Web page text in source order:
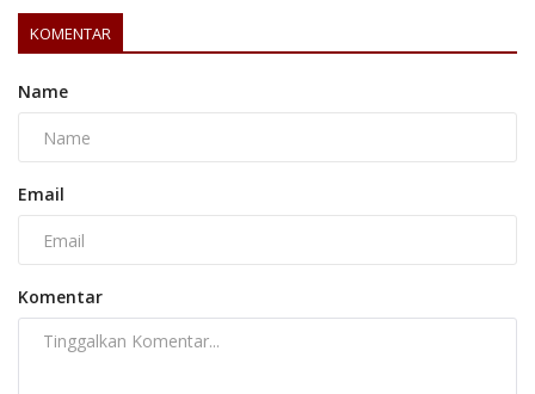
KOMENTAR
Name
Email
Komentar